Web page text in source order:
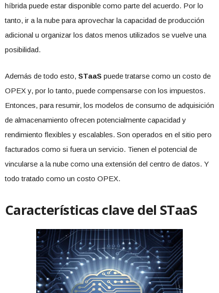
híbrida puede estar disponible como parte del acuerdo. Por lo
tanto, ir a la nube para aprovechar la capacidad de producción
adicional u organizar los datos menos utilizados se vuelve una
posibilidad.
Además de todo esto, STaaS puede tratarse como un costo de
OPEX y, por lo tanto, puede compensarse con los impuestos.
Entonces, para resumir, los modelos de consumo de adquisición
de almacenamiento ofrecen potencialmente capacidad y
rendimiento flexibles y escalables. Son operados en el sitio pero
facturados como si fuera un servicio. Tienen el potencial de
vincularse a la nube como una extensión del centro de datos. Y
todo tratado como un costo OPEX.
Características clave del STaaS